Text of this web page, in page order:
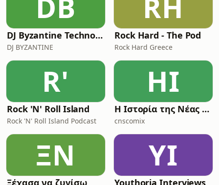
DJ Byzantine Techno Podcast
DJ BYZANTINE
Rock Hard - The Pod
Rock Hard Greece
R'
Rock 'N' Roll Island
Rock 'N' Roll Island Podcast
ΗΙ
Η Ιστορία της Νέας Ρώμης
cnscomix
ΞΝ
Ξέχασα να ζυγίσω
YI
Youthoria Interviews